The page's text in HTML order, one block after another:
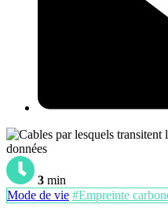
3 min
Mode de vie #Empreinte